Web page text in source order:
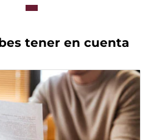
tener en cuenta